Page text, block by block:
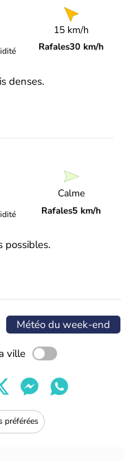
15 km/h
Rafales30 km/h
denses.
Calme
Rafales5 km/h
possibles.
Météo du week-end
ville
préférées